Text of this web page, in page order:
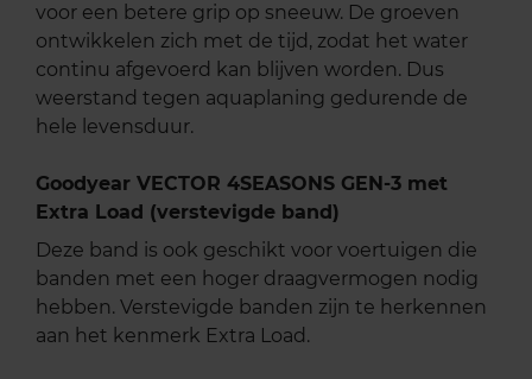
voor een betere grip op sneeuw. De groeven
ontwikkelen zich met de tijd, zodat het water
continu afgevoerd kan blijven worden. Dus
weerstand tegen aquaplaning gedurende de
hele levensduur.
Goodyear VECTOR 4SEASONS GEN-3 met
Extra Load (verstevigde band)
Deze band is ook geschikt voor voertuigen die
banden met een hoger draagvermogen nodig
hebben. Verstevigde banden zijn te herkennen
aan het kenmerk Extra Load.